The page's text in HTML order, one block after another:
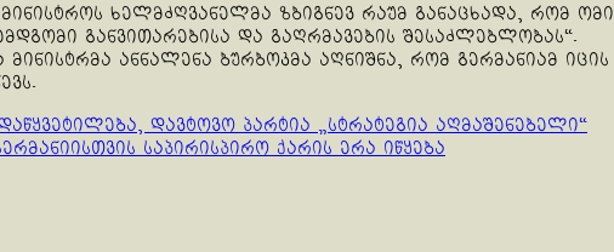
ხელმძღვანელმა ზბიგნევ რაუმ განაცხადა, რომ
განვითარებისა და გაღრმავების შესაძლებლობას“.
მინისტრმა ანნალენა ბურბოკმა აღნიშნა, რომ გერმანიამ
დავტოვო პარტია „სტრატეგია აღმაშენებელი“
საპირისპირო ქარის ერა იწყება